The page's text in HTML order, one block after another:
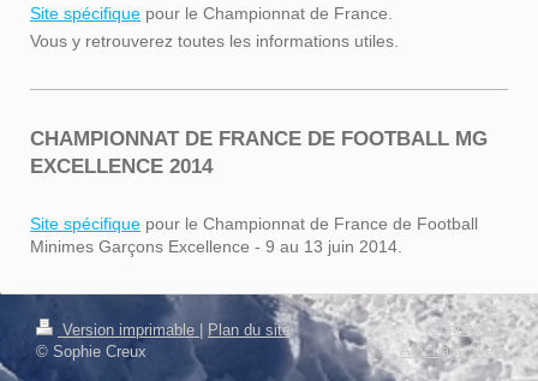
Site spécifique pour le Championnat de France.
Vous y retrouverez toutes les informations utiles.
CHAMPIONNAT DE FRANCE DE FOOTBALL MG
EXCELLENCE 2014
Site spécifique pour le Championnat de France de Football
Minimes Garçons Excellence - 9 au 13 juin 2014.
Version imprimable
Plan du site
© Sophie Creux
Connexion
Affichage Web